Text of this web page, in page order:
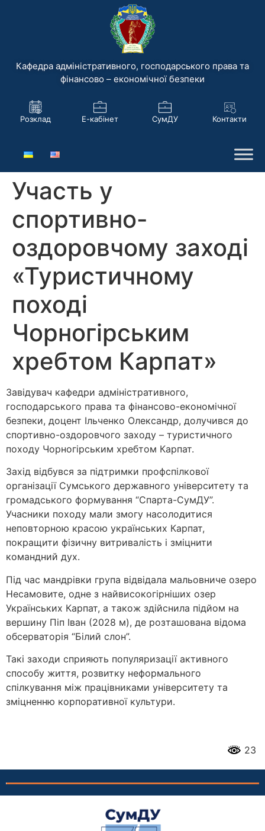
Кафедра адміністративного, господарського права та
фінансово – економічної безпеки
Розклад Е-кабінет СумДУ Контакти
Участь у
спортивно-
оздоровчому заході
«Туристичному
поході
Чорногірським
хребтом Карпат»
Завідувач кафедри адміністративного,
господарського права та фінансово-економічної
безпеки, доцент Ільченко Олександр, долучився до
спортивно-оздоровчого заходу – туристичного
походу Чорногірським хребтом Карпат.
Захід відбувся за підтримки профспілкової
організації Сумського державного університету та
громадського формування “Спарта-СумДУ”.
Учасники походу мали змогу насолодитися
неповторною красою українських Карпат,
покращити фізичну витривалість і зміцнити
командний дух.
Під час мандрівки група відвідала мальовниче озеро
Несамовите, одне з найвисокогірніших озер
Українських Карпат, а також здійснила підйом на
вершину Піп Іван (2028 м), де розташована відома
обсерваторія “Білий слон”.
Такі заходи сприяють популяризації активного
способу життя, розвитку неформального
спілкування між працівниками університету та
зміцненню корпоративної культури.
23